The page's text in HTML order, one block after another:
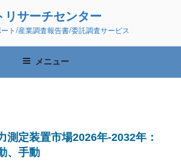
リサーチセンター
ト/産業調査報告書/委託調査サービス
メニュー
測定装置市場2026年-2032年：
、手動